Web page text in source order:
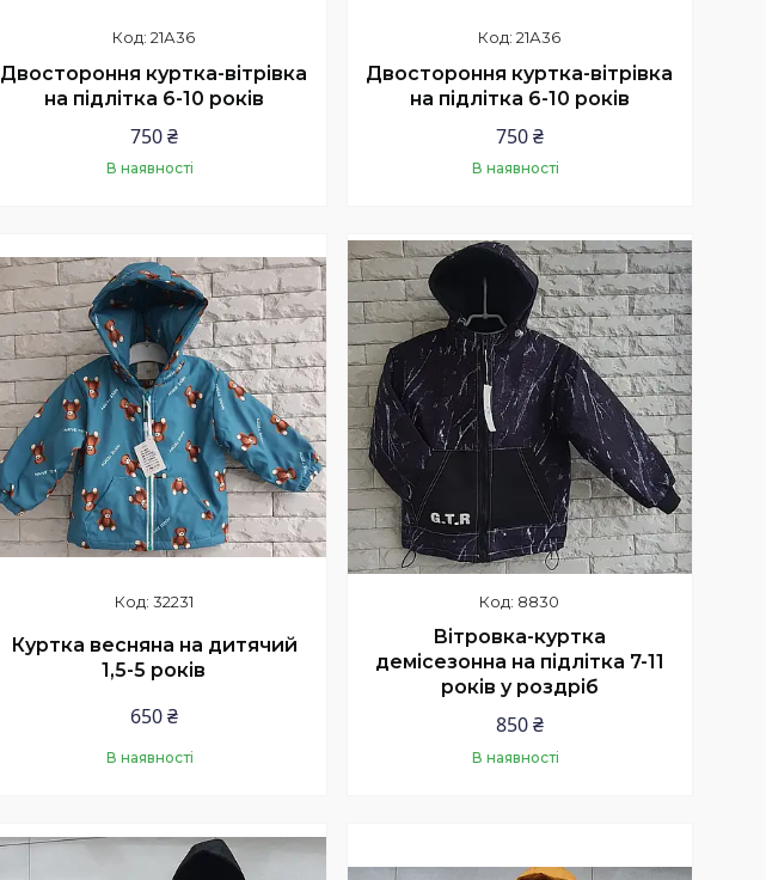
21А36
Двостороння куртка-вітрівка
на підлітка 6-10 років
750 ₴
В наявності
21А36
Двостороння куртка-вітрівка
на підлітка 6-10 років
750 ₴
В наявності
Купити
32231
Куртка весняна на дитячий
1,5-5 років
650 ₴
В наявності
Купити
8830
Вітровка-куртка
демісезонна на підлітка 7-11
років у роздріб
850 ₴
В наявності